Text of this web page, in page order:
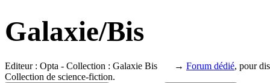
Galaxie/Bis
Editeur : Opta - Collection : Galaxie Bis → Forum dédié, pour
Collection de science-fiction.